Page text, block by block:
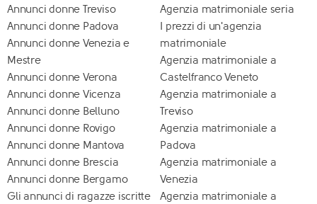
Annunci donne Treviso
Annunci donne Padova
Annunci donne Venezia e
Mestre
Annunci donne Verona
Annunci donne Vicenza
Annunci donne Belluno
Annunci donne Rovigo
Annunci donne Mantova
Annunci donne Brescia
Annunci donne Bergamo
Gli annunci di ragazze iscritte
Agenzia matrimoniale seria
I prezzi di un'agenzia
matrimoniale
Agenzia matrimoniale a
Castelfranco Veneto
Agenzia matrimoniale a
Treviso
Agenzia matrimoniale a
Padova
Agenzia matrimoniale a
Venezia
Agenzia matrimoniale a